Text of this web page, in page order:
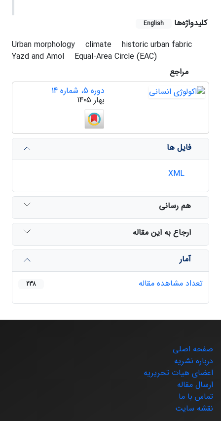
کلیدواژه‌ها English
Urban morphology climate
historic urban fabric
Yazd and Amol
Equal-Area Circle (EAC)
مراجع
دوره 5، شماره 14
بهار 1405
فایل ها
هم رسانی
ارجاع به این مقاله
آمار
تعداد مشاهده مقاله
238
صفحه اصلی
درباره نشریه
اعضای هیات تحریریه
ارسال مقاله
تماس با ما
نقشه سایت